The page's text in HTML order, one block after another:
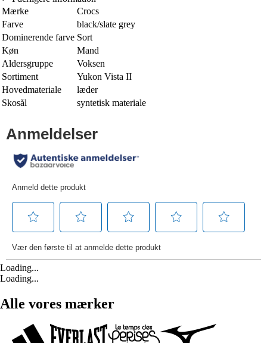
Mærke
Crocs
Farve
black/slate grey
Dominerende farve Sort
Køn
Mand
Aldersgruppe
Voksen
Sortiment
Yukon Vista II
Hovedmateriale
læder
Skosål
syntetisk materiale
Loading...
Loading...
Alle vores mærker